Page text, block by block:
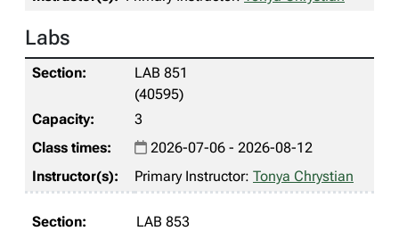
Labs
LAB 851
(40595)
3
2026-07-06 - 2026-08-12
Primary Instructor: Tonya Chrystian
LAB 853